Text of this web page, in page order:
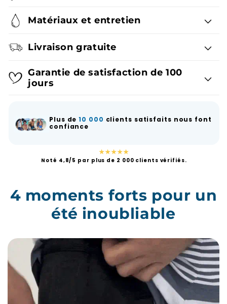
Matériaux et entretien
Livraison gratuite
Garantie de satisfaction de 100
jours
Plus de10 000 clients satisfaits nous font
confiance
★★★★★
Noté 4,8/5 par plus de 2 000 clients vérifiés.
4 moments forts pour un
été inoubliable